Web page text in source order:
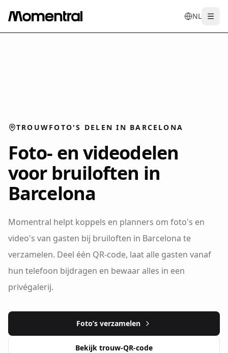
NL
entrdees
TROUWFOTO'S DELEN IN BARCELONA
Foto- en videodelen
voor bruiloften in
Barcelona
Momentral helpt koppels en planners om foto's en
video's van gasten bij bruiloften in Barcelona te
verzamelen. Deel één QR-code, laat alle gasten vanaf
hun telefoon bijdragen en bewaar alles in een
privégalerij.
Foto’s verzamelen
Bekijk trouw-QR-code